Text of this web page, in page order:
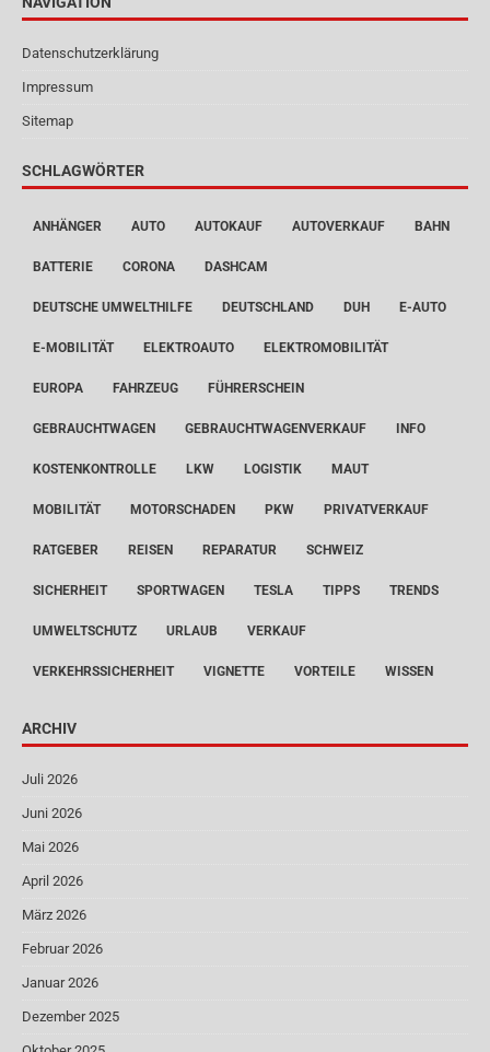
Datenschutzerklärung
Impressum
Sitemap
SCHLAGWÖRTER
ANHÄNGER AUTO AUTOKAUF AUTOVERKAUF BAHN
BATTERIE CORONA DASHCAM
DEUTSCHE UMWELTHILFE DEUTSCHLAND DUH E-AUTO
E-MOBILITÄT ELEKTROAUTO ELEKTROMOBILITÄT
EUROPA FAHRZEUG FÜHRERSCHEIN
GEBRAUCHTWAGEN GEBRAUCHTWAGENVERKAUF INFO
KOSTENKONTROLLE LKW LOGISTIK MAUT
MOBILITÄT MOTORSCHADEN PKW PRIVATVERKAUF
RATGEBER REISEN REPARATUR SCHWEIZ
SICHERHEIT SPORTWAGEN TESLA TIPPS TRENDS
UMWELTSCHUTZ URLAUB VERKAUF
VERKEHRSSICHERHEIT VIGNETTE VORTEILE WISSEN
ARCHIV
Juli 2026
Juni 2026
Mai 2026
April 2026
März 2026
Februar 2026
Januar 2026
Dezember 2025